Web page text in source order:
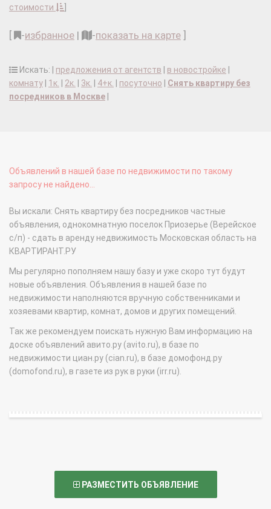
стоимости
-избранное | -показать на карте
Искать: | предложения от агентств в новостройке
комнату
1к. 2к. 3к. 4+к. посуточно
Снять квартиру без
посредников в Москве
Объявлений в нашей базе по недвижимости по такому
запросу не найдено...
Вы искали: Снять квартиру без посредников частные
объявления, однокомнатную поселок Приозерье (Верейское
с/п) - сдать в аренду недвижимость Московская область на
КВАРТИРАНТ.РУ
Мы регулярно пополняем нашу базу и уже скоро тут будут
новые объявления. Объявления в нашей базе по
недвижимости наполняются вручную собственниками и
хозяевами квартир, комнат, домов и других помещений.
Так же рекомендуем поискать нужную Вам информацию на
доске объявлений авито.ру (avito.ru), в базе по
недвижимости циан.ру (cian.ru), в базе домофонд.ру
(domofond.ru), в газете из рук в руки (irr.ru).
РАЗМЕСТИТЬ ОБЪЯВЛЕНИЕ